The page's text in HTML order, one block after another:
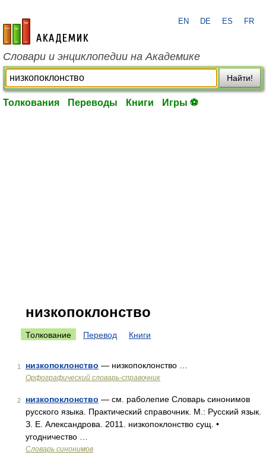
academic.ru
EN DE ES FR
Словари и энциклопедии на Академике
Найти!
Толкования Переводы Книги Игры ⚽
низкопоклонство
Толкование Перевод Книги
1 низкопоклонство — низкопоклонство …
Орфографический словарь-справочник
2 низкопоклонство — см. раболепие Словарь синонимов
русского языка. Практический справочник. М.: Русский язык.
З. Е. Александрова. 2011. низкопоклонство сущ. •
угодничество …
Словарь синонимов